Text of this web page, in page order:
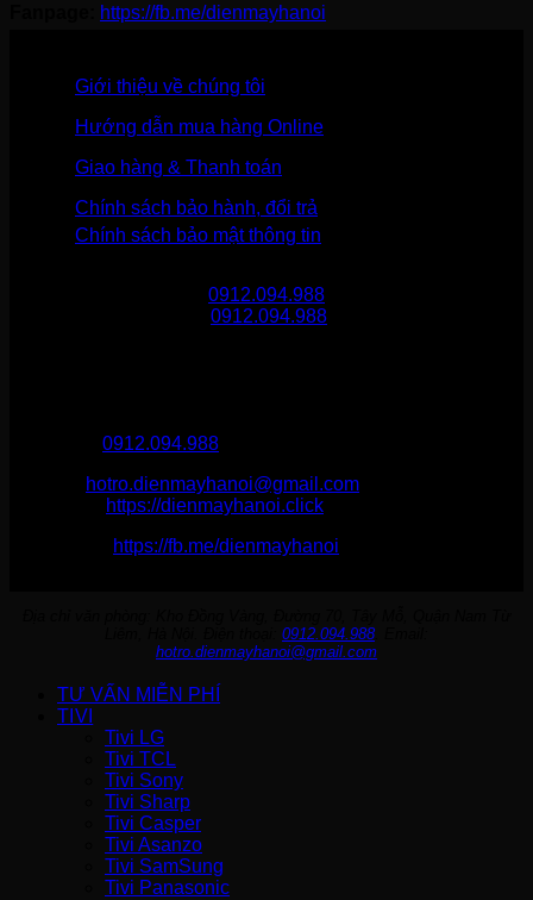
https://fb.me/dienmayhanoi
Giới thiệu về chúng tôi
Hướng dẫn mua hàng Online
Giao hàng & Thanh toán
Chính sách bảo hành, đổi trả
Chính sách bảo mật thông tin
0912.094.988
0912.094.988
0912.094.988
hotro.dienmayhanoi@gmail.com
https://dienmayhanoi.click
https://fb.me/dienmayhanoi
0912.094.988
hotro.dienmayhanoi@gmail.com
TƯ VẤN MIỄN PHÍ
TIVI
Tivi LG
Tivi TCL
Tivi Sony
Tivi Sharp
Tivi Casper
Tivi Asanzo
Tivi SamSung
Tivi Panasonic